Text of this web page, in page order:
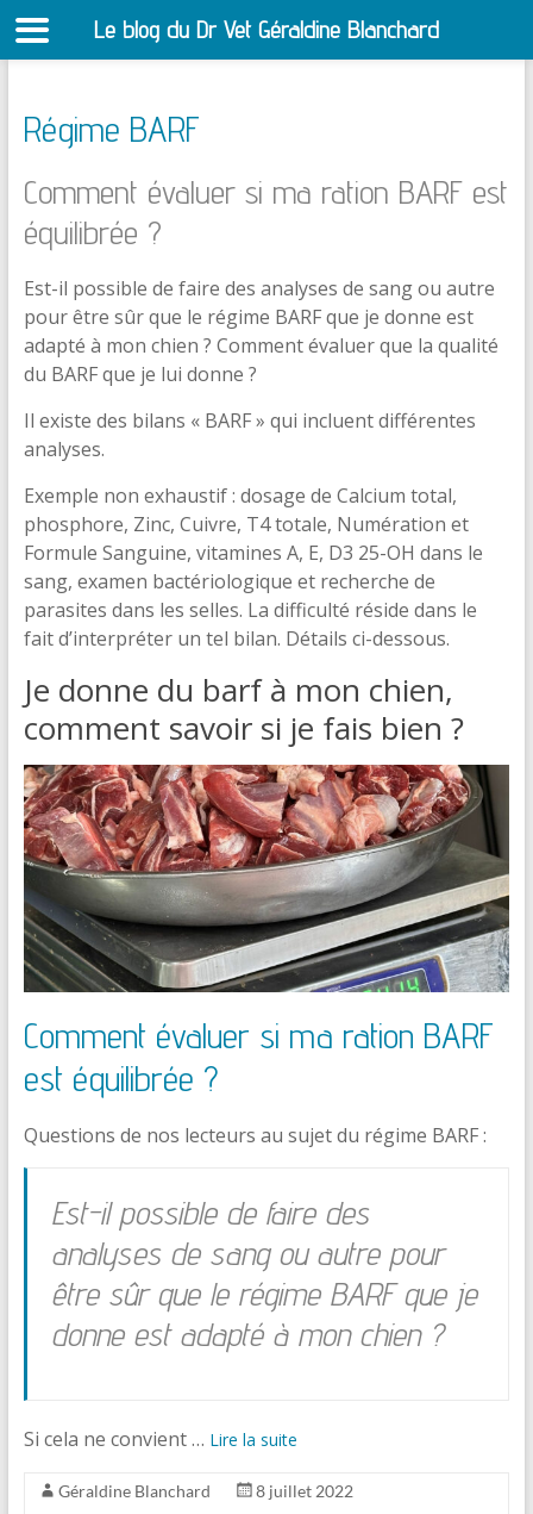
Régime BARF
Comment évaluer si ma ration BARF est
équilibrée ?
Est-il possible de faire des analyses de sang ou autre
pour être sûr que le régime BARF que je donne est
adapté à mon chien ? Comment évaluer que la qualité
du BARF que je lui donne ?
Il existe des bilans « BARF » qui incluent différentes
analyses.
Exemple non exhaustif : dosage de Calcium total,
phosphore, Zinc, Cuivre, T4 totale, Numération et
Formule Sanguine, vitamines A, E, D3 25-OH dans le
sang, examen bactériologique et recherche de
parasites dans les selles. La difficulté réside dans le
fait d’interpréter un tel bilan. Détails ci-dessous.
Je donne du barf à mon chien,
comment savoir si je fais bien ?
Comment évaluer si ma ration BARF
est équilibrée ?
Questions de nos lecteurs au sujet du régime BARF :
Est-il possible de faire des
analyses de sang ou autre pour
être sûr que le régime BARF que je
donne est adapté à mon chien ?
Si cela ne convient … Lire la suite
Géraldine Blanchard
8 juillet 2022
Le blog du Dr Vet Géraldine Blanchard